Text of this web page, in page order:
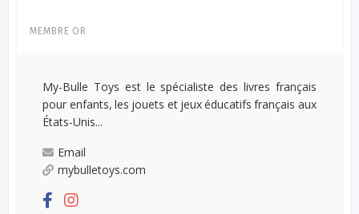
MEMBRE OR
My-Bulle Toys est le spécialiste des livres français
pour enfants, les jouets et jeux éducatifs français aux
États-Unis...
Email
mybulletoys.com